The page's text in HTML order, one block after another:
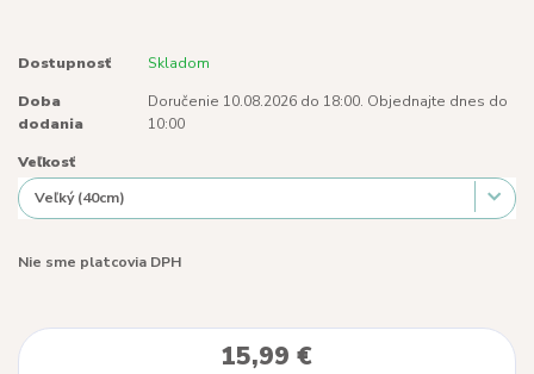
Dostupnosť Skladom
Doba
dodania
Doručenie 10.08.2026 do 18:00. Objednajte dnes do
10:00
Veľkosť
Nie sme platcovia DPH
15,99 €